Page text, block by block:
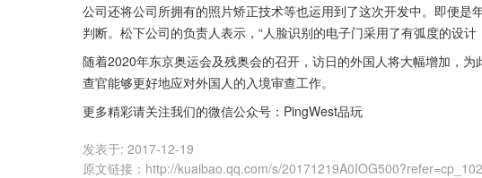
公司还将公司所拥有的照片矫正技术等也运用到了这次开发中。即便是
判断。松下公司的负责人表示，“人脸识别的电子门采用了有弧度的设计
随着2020年东京奥运会及残奥会的召开，访日的外国人将大幅增加，
查官能够更好地应对外国人的入境审查工作。
更多精彩请关注我们的微信公众号：PingWest品玩
发表于: 2017-12-19
原文链接 ： http://kuaibao.qq.com/s/